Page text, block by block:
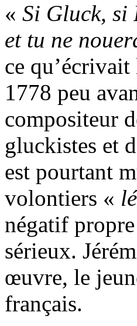
« Si Gluck, si
et tu ne
ce
1778 peu
compositeur
gluckistes et
est pourtant
volontiers «
négatif
sérieux.
œuvre, le
français.